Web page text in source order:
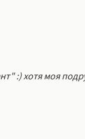
:) хотя моя